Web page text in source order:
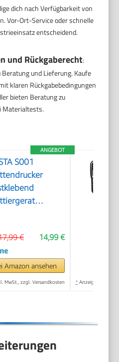
dich nach Verfügbarkeit von
Vor-Ort-Service oder schnelle
entscheidend.
und Rückgaberecht:
und Lieferung. Kaufe
klaren Rückgabebedingungen
bieten Beratung zu
Materialtests.
ANGEBOT
S001
14,99 €
€
Amazon ansehen
MwSt., zzgl. Versandkosten * Anzeige